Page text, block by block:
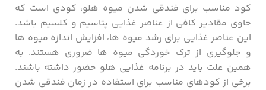
کود مناسب برای فندقی شدن میوه هلو، کودی است که
حاوی مقادیر کافی از عناصر غذایی پتاسیم و کلسیم باشد.
این عناصر غذایی برای رشد میوه ها، افزایش اندازه میوه ها
و جلوگیری از ترک خوردگی میوه ها ضروری هستند. به
همین علت باید در برنامه غذایی هلو حضور داشته باشند.
برخی از کودهای مناسب برای استفاده در زمان فندقی شدن